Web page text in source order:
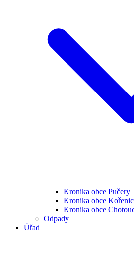
Kronika obce Pučery
Kronika obce
Kronika obce
Odpady
Úřad